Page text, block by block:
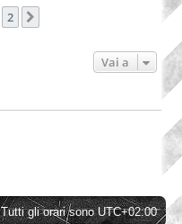
2
Vai a
Tutti gli orari sonoUTC+02:00